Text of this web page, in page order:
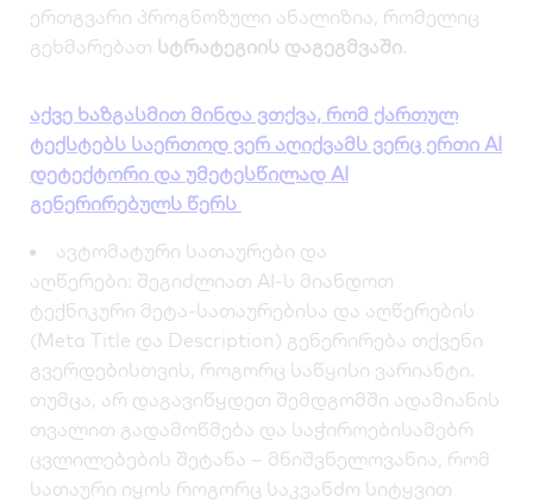
ერთგვარი პროგნოზული ანალიზია, რომელიც
გეხმარებათ სტრატეგიის დაგეგმვაში
აქვე ხაზგასმით მინდა ვთქვა, რომ ქართულ
ტექსტებს საერთოდ ვერ აღიქვამს ვერც ერთი AI
დეტექტორი და უმეტესწილად AI
გენერირებულს წერს
ავტომატური სათაურები და
აღწერები: შეგიძლიათ AI-ს მიანდოთ
ტექნიკური მეტა-სათაურებისა და აღწერების
(Meta Title და Description) გენერირება თქვენი
გვერდებისთვის, როგორც საწყისი ვარიანტი.
თუმცა, არ დაგავიწყდეთ შემდგომში ადამიანის
თვალით გადამოწმება და საჭიროებისამებრ
ცვლილებების შეტანა – მნიშვნელოვანია, რომ
სათაური იყოს როგორც საკვანძო სიტყვით